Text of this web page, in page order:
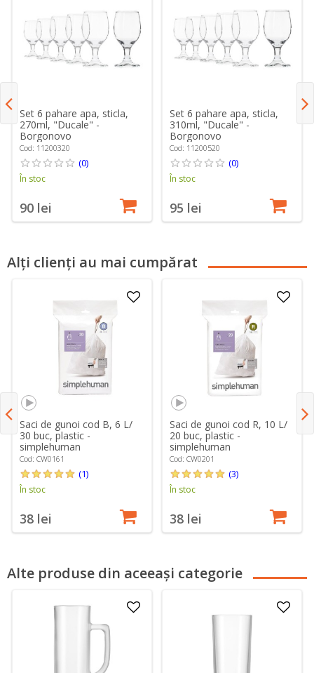
Set 6 pahare apa, sticla,
270ml, "Ducale" -
Borgonovo
Cod: 11200320
(0)
În stoc
90 lei
Set 6 pahare apa, sticla,
310ml, "Ducale" -
Borgonovo
Cod: 11200520
(0)
În stoc
95 lei
Alți clienți au mai cumpărat
Saci de gunoi cod B, 6 L/
30 buc, plastic -
simplehuman
Cod: CW0161
(1)
În stoc
38 lei
Saci de gunoi cod R, 10 L/
20 buc, plastic -
simplehuman
Cod: CW0201
(3)
În stoc
38 lei
Alte produse din aceeași categorie